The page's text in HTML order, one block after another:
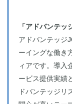
「アドバンテ
アドバンテッジ
ーイングな働き
ィアです。導入
ービス提供実績
ドバンテッジリ